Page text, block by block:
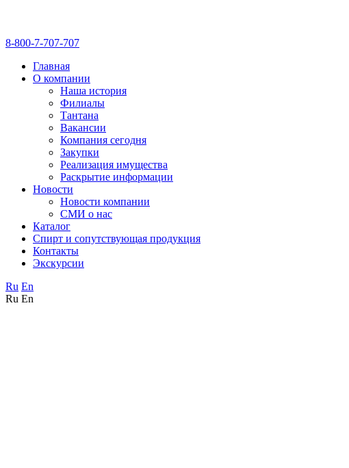
8-800-7-707-707
Главная
О компании
Наша история
Филиалы
Тантана
Вакансии
Компания сегодня
Закупки
Реализация имущества
Раскрытие информации
Новости
Новости компании
СМИ о нас
Каталог
Спирт и сопутствующая продукция
Контакты
Экскурсии
Ru En
Ru En